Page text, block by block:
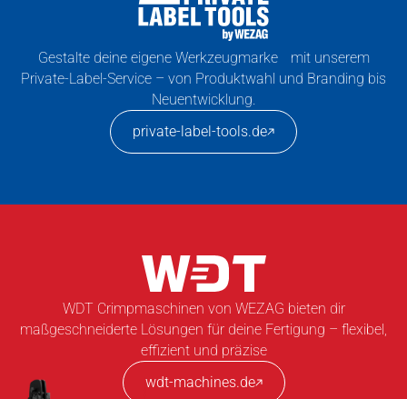
Gestalte deine eigene Werkzeugmarke mit unserem
Private-Label-Service – von Produktwahl und Branding bis
Neuentwicklung.
private-label-tools.de
WDT Crimpmaschinen von WEZAG bieten dir
maßgeschneiderte Lösungen für deine Fertigung – flexibel,
effizient und präzise
wdt-machines.de